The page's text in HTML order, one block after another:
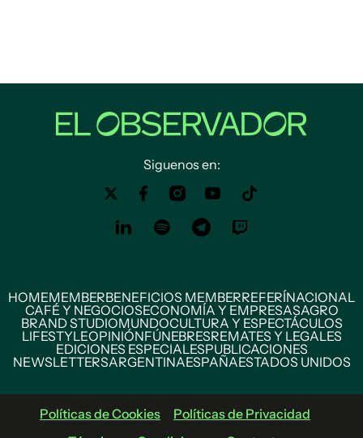
Siguenos en:
HOMEMEMBERBENEFICIOS MEMBERREFERÍNACIONAL
CAFÉ Y NEGOCIOSECONOMÍA Y EMPRESASAGRO
BRAND STUDIOMUNDOCULTURA Y ESPECTÁCULOS
LIFESTYLEOPINIÓNFÚNEBRESREMATES Y LEGALES
EDICIONES ESPECIALESPUBLICACIONES
NEWSLETTERSARGENTINAESPAÑAESTADOS UNIDOS
Políticas de Cookies
Políticas de Privacidad